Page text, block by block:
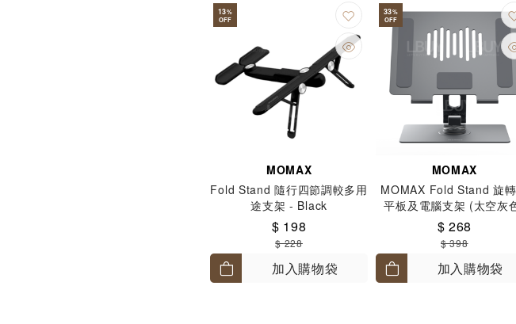
13%
OFF
MOMAX
Fold Stand 隨行四節調較多用
途支架 - Black
$ 198
$ 228
加入購物袋
33%
OFF
MOMAX
MOMAX Fold Stand 旋
平板及電腦支架 (太空灰
KH10E
$ 268
$ 398
加入購物袋